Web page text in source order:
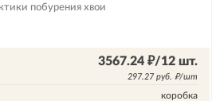
побурения хвои
3567.24 ₽/12 шт.
297.27 руб. ₽/шт
коробка